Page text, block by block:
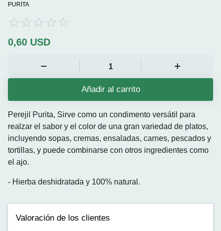
PURITA
0,60 USD
Añadir al carrito
Perejil Purita, Sirve como un condimento versátil para
realzar el sabor y el color de una gran variedad de platos,
incluyendo sopas, cremas, ensaladas, carnes, pescados y
tortillas, y puede combinarse con otros ingredientes como
el ajo.
- Hierba deshidratada y 100% natural.
Valoración de los clientes